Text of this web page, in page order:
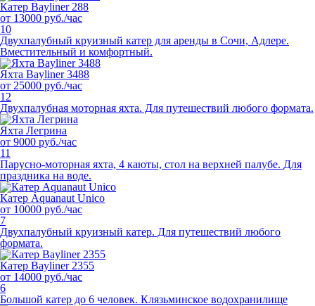
Катер Bayliner 288
от 13000 руб./час
10
Двухпалубный круизный катер для аренды в Сочи, Адлере.
Вместительный и комфортный.
Яхта Bayliner 3488
от 25000 руб./час
12
Двухпалубная моторная яхта. Для путешествий любого формата.
Яхта Легрина
от 9000 руб./час
11
Парусно-моторная яхта, 4 каюты, стол на верхней палубе. Для
праздника на воде.
Катер Aquanaut Unico
от 10000 руб./час
7
Двухпалубный круизный катер. Для путешествий любого
формата.
Катер Bayliner 2355
от 14000 руб./час
6
Большой катер до 6 человек. Клязьминское водохранилище